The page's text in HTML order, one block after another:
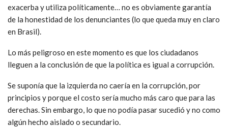
exacerba y utiliza políticamente… no es obviamente garantía
de la honestidad de los denunciantes (lo que queda muy en claro
en Brasil).
Lo más peligroso en este momento es que los ciudadanos
lleguen a la conclusión de que la política es igual a corrupción.
Se suponía que la izquierda no caería en la corrupción, por
principios y porque el costo sería mucho más caro que para las
derechas. Sin embargo, lo que no podía pasar sucedió y no como
algún hecho aislado o secundario.